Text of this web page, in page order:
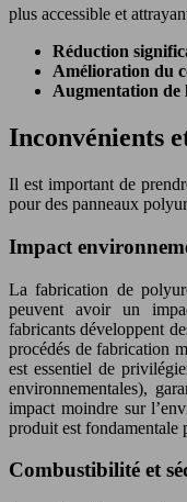
plus accessible et
Réduction
Amélioration du
Augmentation
Inconvénients
Il est important de
pour des panneaux
Impact
La fabrication de
peuvent avoir un
fabricants développent
procédés de fabrication
est essentiel de
environnementales),
impact moindre sur
produit est fondamentale
Combustibilité et